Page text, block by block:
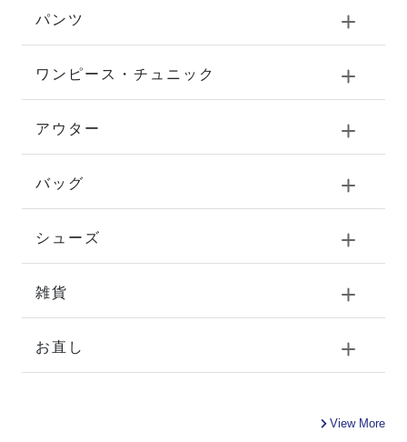
パンツ
ワンピース・チュニック
アウター
バッグ
シューズ
雑貨
お直し
View More